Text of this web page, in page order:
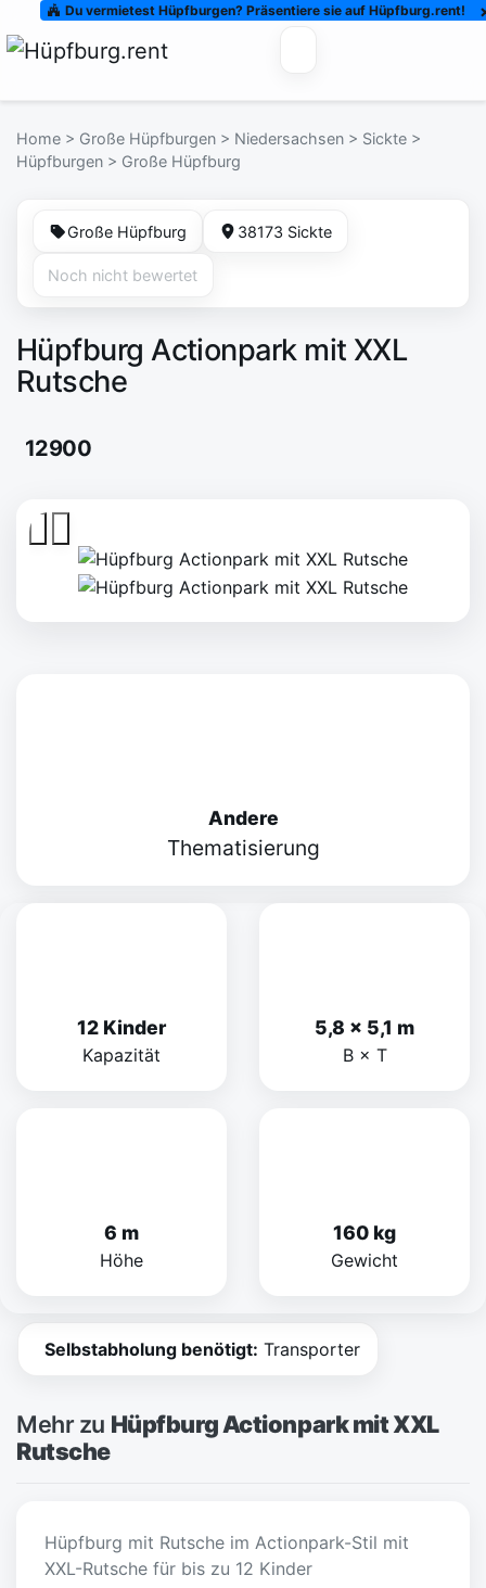
Du vermietest Hüpfburgen? Präsentiere sie auf Hüpfburg.rent!
Home > Große Hüpfburgen > Niedersachsen > Sickte >
Hüpfburgen > Große Hüpfburg
Große Hüpfburg 38173 Sickte
Noch nicht bewertet
Hüpfburg Actionpark mit XXL
Rutsche
12900
Andere
Thematisierung
12 Kinder
Kapazität
5,8 × 5,1 m
B × T
6 m
Höhe
160 kg
Gewicht
Selbstabholung benötigt: Transporter
Mehr zu Hüpfburg Actionpark mit XXL
Rutsche
Hüpfburg mit Rutsche im Actionpark-Stil mit
XXL-Rutsche für bis zu 12 Kinder